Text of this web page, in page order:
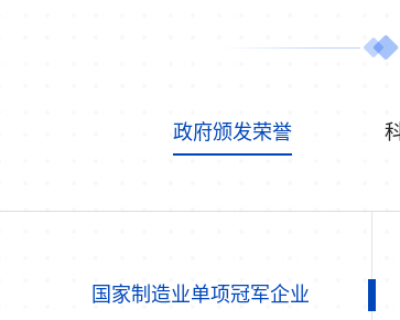
政府颁发荣誉
国家制造业单项冠军企业
发明专利明星企业